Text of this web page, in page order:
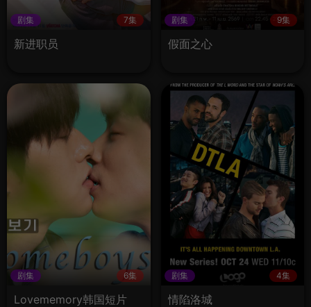
剧集 7集
新进职员
剧集 9集
假面之心
剧集 6集
Lovememory韩国短片
剧集 4集
情陷洛城